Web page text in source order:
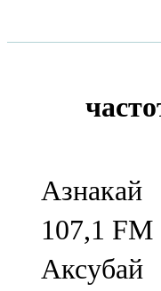
Азнакай
107,1 FM
Аксубай